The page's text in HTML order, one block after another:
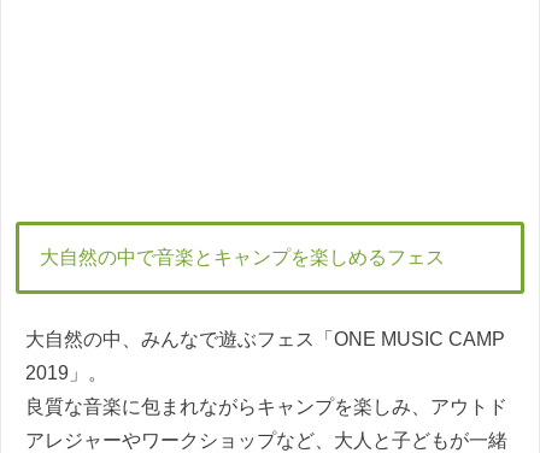
大自然の中で音楽とキャンプを楽しめるフェス
大自然の中、みんなで遊ぶフェス「ONE MUSIC CAMP
2019」。
良質な音楽に包まれながらキャンプを楽しみ、アウトド
アレジャーやワークショップなど、大人と子どもが一緒